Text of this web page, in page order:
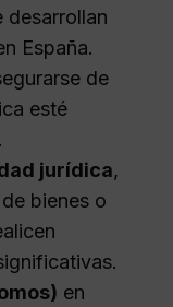
desarrollan
España.
de
esté
jurídica,
bienes o
en